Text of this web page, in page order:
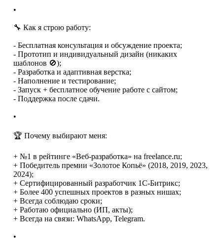
•
🔧 Как я строю работу:
- Бесплатная консультация и обсуждение проекта;
- Прототип и индивидуальный дизайн (никаких
шаблонов 🚫);
- Разработка и адаптивная верстка;
- Наполнение и тестирование;
- Запуск + бесплатное обучение работе с сайтом;
- Поддержка после сдачи.
•
🏆 Почему выбирают меня:
+ №1 в рейтинге «Веб-разработка» на freelance.ru;
+ Победитель премии «Золотое Копьё» (2018, 2019, 2023,
2024);
+ Сертифицированный разработчик 1С-Битрикс;
+ Более 400 успешных проектов в разных нишах;
+ Всегда соблюдаю сроки;
+ Работаю официально (ИП, акты);
+ Всегда на связи: WhatsApp, Telegram.
•